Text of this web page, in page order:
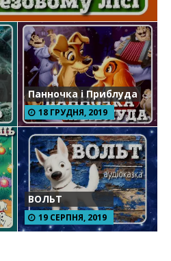
Панночка і Приблуда
18 ГРУДНЯ, 2019
ВОЛЬТ
19 СЕРПНЯ, 2019